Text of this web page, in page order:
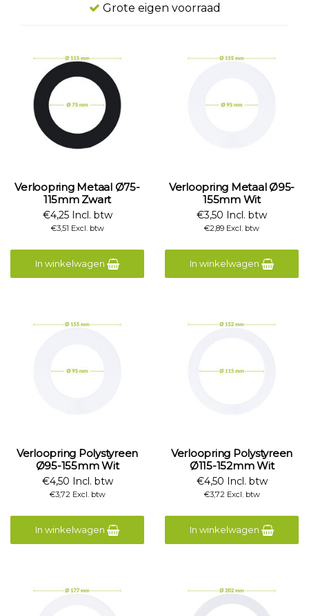
Grote eigen voorraad
Verloopring Metaal Ø75-
115mm Zwart
€4,25 Incl. btw
€3,51 Excl. btw
In winkelwagen
Verloopring Metaal Ø95-
155mm Wit
€3,50 Incl. btw
€2,89 Excl. btw
In winkelwagen
Verloopring Polystyreen
Ø95-155mm Wit
€4,50 Incl. btw
€3,72 Excl. btw
In winkelwagen
Verloopring Polystyreen
Ø115-152mm Wit
€4,50 Incl. btw
€3,72 Excl. btw
In winkelwagen